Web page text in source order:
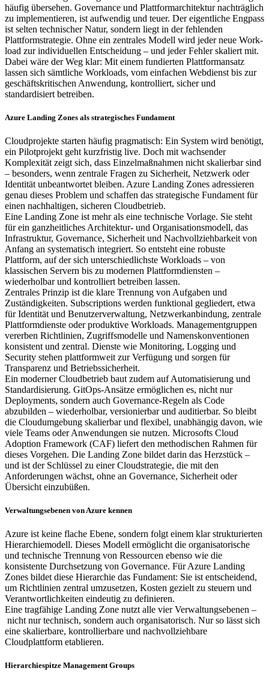
häufig übersehen. Governance und Plattformarchitektur nachträglich
zu implementieren, ist aufwendig und teuer. Der eigentliche Engpass
ist selten technischer Natur, sondern liegt in der fehlenden
Plattformstrategie. Ohne ein zentrales Modell wird jeder neue Work-
load zur individuellen Entscheidung – und jeder Fehler skaliert mit.
Dabei wäre der Weg klar: Mit einem fundierten Plattformansatz
lassen sich sämtliche Workloads, vom einfachen Webdienst bis zur
geschäftskritischen Anwendung, kontrolliert, sicher und
standardisiert betreiben.
Azure Landing Zones als strategisches Fundament
Cloudprojekte starten häufig pragmatisch: Ein System wird benötigt,
ein Pilotprojekt geht kurzfristig live. Doch mit wachsender
Komplexität zeigt sich, dass Einzelmaßnahmen nicht skalierbar sind
– besonders, wenn zentrale Fragen zu Sicherheit, Netzwerk oder
Identität unbeantwortet bleiben. Azure Landing Zones adressieren
genau dieses Problem und schaffen das strategische Fundament für
einen nachhaltigen, sicheren Cloudbetrieb.
Eine Landing Zone ist mehr als eine technische Vorlage. Sie steht
für ein ganzheitliches Architektur- und Organisationsmodell, das
Infrastruktur, Governance, Sicherheit und Nachvollziehbarkeit von
Anfang an systematisch integriert. So entsteht eine robuste
Plattform, auf der sich unterschiedlichste Workloads – von
klassischen Servern bis zu modernen Plattformdiensten –
wiederholbar und kontrolliert betreiben lassen.
Zentrales Prinzip ist die klare Trennung von Aufgaben und
Zuständigkeiten. Subscriptions werden funktional gegliedert, etwa
für Identität und Benutzerverwaltung, Netzwerkanbindung, zentrale
Plattformdienste oder produktive Workloads. Managementgruppen
vererben Richtlinien, Zugriffsmodelle und Namenskonventionen
konsistent und zentral. Dienste wie Monitoring, Logging und
Security stehen plattformweit zur Verfügung und sorgen für
Transparenz und Betriebssicherheit.
Ein moderner Cloudbetrieb baut zudem auf Automatisierung und
Standardisierung. GitOps-Ansätze ermöglichen es, nicht nur
Deployments, sondern auch Governance-Regeln als Code
abzubilden – wiederholbar, versionierbar und auditierbar. So bleibt
die Cloudumgebung skalierbar und flexibel, unabhängig davon, wie
viele Teams oder Anwendungen sie nutzen. Microsofts Cloud
Adoption Framework (CAF) liefert den methodischen Rahmen für
dieses Vorgehen. Die Landing Zone bildet darin das Herzstück –
und ist der Schlüssel zu einer Cloudstrategie, die mit den
Anforderungen wächst, ohne an Governance, Sicherheit oder
Übersicht einzubüßen.
Verwaltungsebenen von Azure kennen
Azure ist keine flache Ebene, sondern folgt einem klar strukturierten
Hierarchiemodell. Dieses Modell ermöglicht die organisatorische
und technische Trennung von Ressourcen ebenso wie die
konsistente Durchsetzung von Governance. Für Azure Landing
Zones bildet diese Hierarchie das Fundament: Sie ist entscheidend,
um Richtlinien zentral umzusetzen, Kosten gezielt zu steuern und
Verantwortlichkeiten eindeutig zu definieren.
Eine tragfähige Landing Zone nutzt alle vier Verwaltungsebenen –
nicht nur technisch, sondern auch organisatorisch. Nur so lässt sich
eine skalierbare, kontrollierbare und nachvollziehbare
Cloudplattform etablieren.
Hierarchiespitze Management Groups